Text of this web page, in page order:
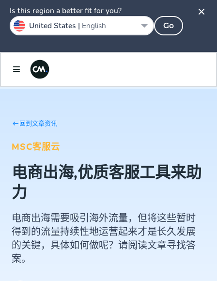
回到文章资讯
MSC客服云
电商出海,优质客服工具来助
力
电商出海需要吸引海外流量，但将这些暂时
得到的流量持续性地运营起来才是长久发展
的关键，具体如何做呢？请阅读文章寻找答
案。
Is this region a better fit for you?
United States | English Go